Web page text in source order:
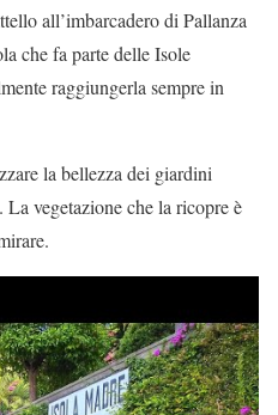
all’imbarcadero di Pallanza
che fa parte delle Isole
raggiungerla sempre in
la bellezza dei giardini
vegetazione che la ricopre è